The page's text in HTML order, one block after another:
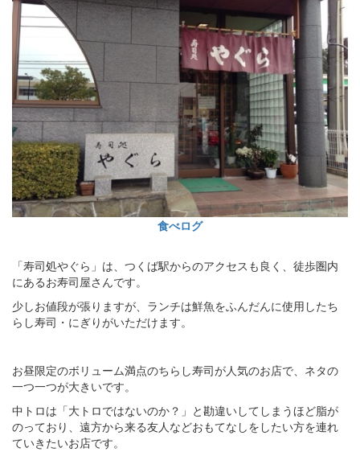
食べログ
「寿司処やぐら」は、つくば駅からのアクセスも良く、徒歩圏内
にあるお寿司屋さんです。
少しお値段が張りますが、ランチは鮮魚をふんだんに使用したち
らし寿司・にぎりがいただけます。
お昼限定のボリューム満点のちらし寿司が人気のお店で、ネタの
一つ一つが大きいです。
中トロは「大トロではないのか？」と勘違いしてしまうほど脂が
のっており、遠方から来る友人などおもてなしをしたい方を連れ
ていきたいお店です。